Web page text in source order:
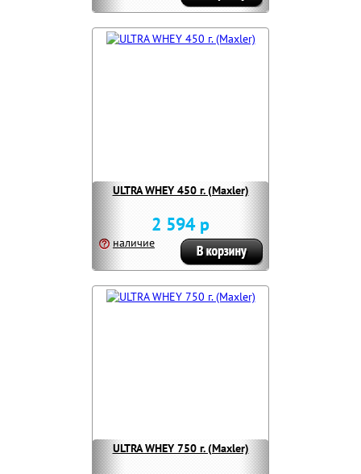
ULTRA WHEY 450 г. (Maxler)
2 594 р
наличие
ULTRA WHEY 750 г. (Maxler)